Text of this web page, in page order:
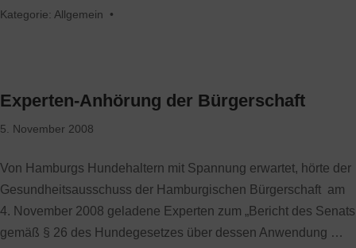
Kategorie: Allgemein •
Experten-Anhörung der Bürgerschaft
5. November 2008
Von Hamburgs Hundehaltern mit Spannung erwartet, hörte der
Gesundheitsausschuss der Hamburgischen Bürgerschaft am
4. November 2008 geladene Experten zum „Bericht des Senats
gemäß § 26 des Hundegesetzes über dessen Anwendung …